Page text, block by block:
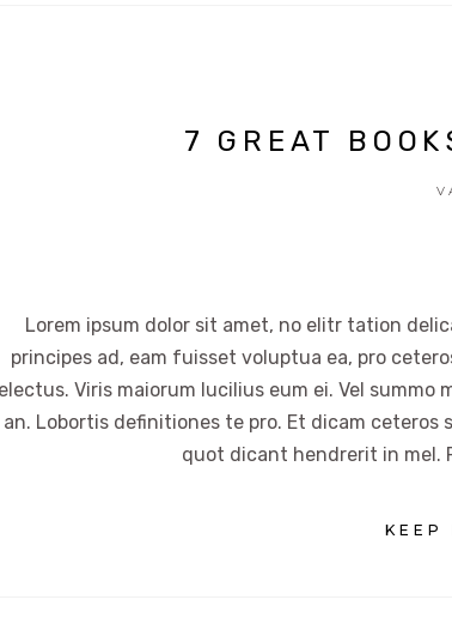
7 GREAT
Lorem ipsum dolor sit amet, no elitr tation
principes ad, eam fuisset voluptua ea, pro
Viris maiorum lucilius eum ei. Vel
an. Lobortis definitiones te pro. Et dicam ceteros
quot dicant hendrerit in mel.
KEEP